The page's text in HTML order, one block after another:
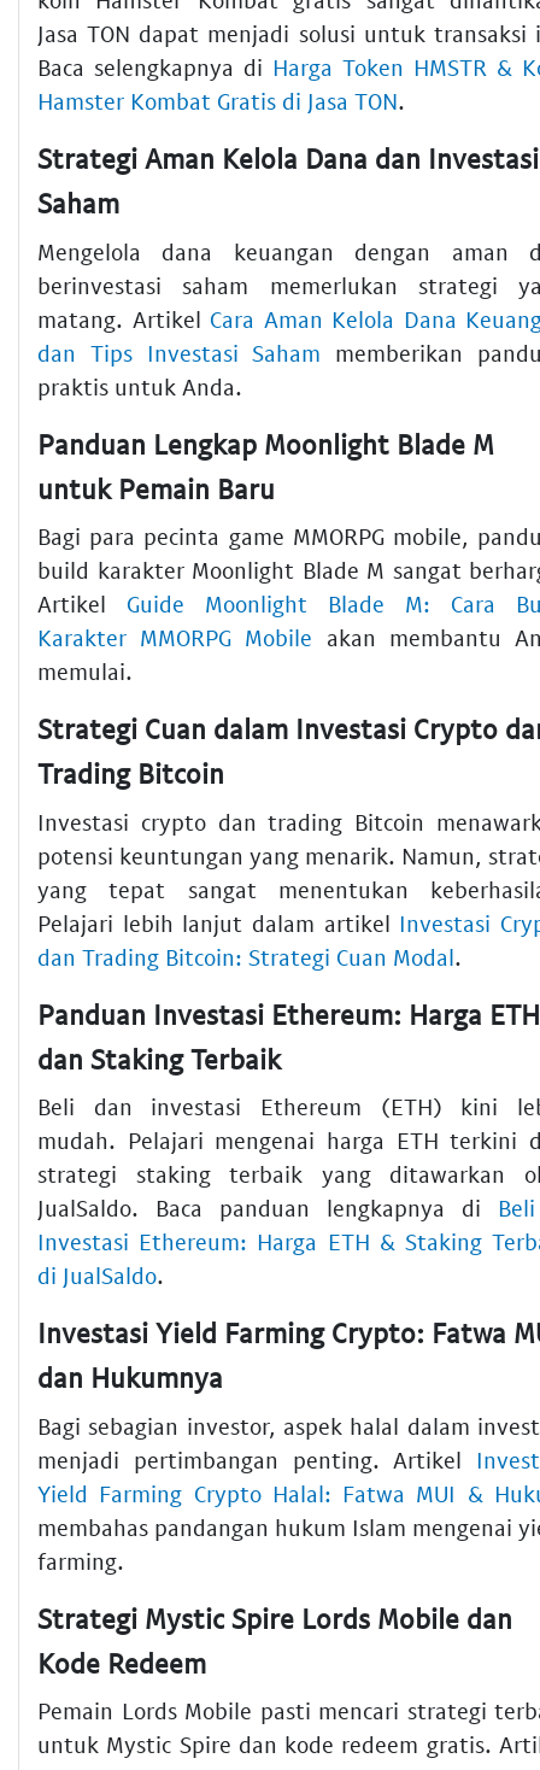
Jasa TON dapat menjadi solusi untuk transaksi
Baca selengkapnya di Harga Token HMSTR &
Hamster Kombat Gratis di Jasa TON.
Strategi Aman Kelola Dana dan Investasi
Saham
Mengelola dana keuangan dengan aman
berinvestasi saham memerlukan strategi
matang. Artikel Cara Aman Kelola Dana
dan Tips Investasi Saham memberikan
praktis untuk Anda.
Panduan Lengkap Moonlight Blade M
untuk Pemain Baru
Bagi para pecinta game MMORPG mobile,
build karakter Moonlight Blade M sangat
Artikel Guide Moonlight Blade M: Cara
Karakter MMORPG Mobile akan membantu
memulai.
Strategi Cuan dalam Investasi Crypto
Trading Bitcoin
Investasi crypto dan trading Bitcoin
potensi keuntungan yang menarik. Namun,
yang tepat sangat menentukan
Pelajari lebih lanjut dalam artikel Investasi
dan Trading Bitcoin: Strategi Cuan Modal.
Panduan Investasi Ethereum: Harga ETH
dan Staking Terbaik
Beli dan investasi Ethereum (ETH) kini
mudah. Pelajari mengenai harga ETH terkini
strategi staking terbaik yang ditawarkan
JualSaldo. Baca panduan lengkapnya di
Investasi Ethereum: Harga ETH & Staking
di JualSaldo.
Investasi Yield Farming Crypto: Fatwa
dan Hukumnya
Bagi sebagian investor, aspek halal dalam
menjadi pertimbangan penting. Artikel
Yield Farming Crypto Halal: Fatwa MUI &
membahas pandangan hukum Islam mengenai
farming.
Strategi Mystic Spire Lords Mobile dan
Kode Redeem
Pemain Lords Mobile pasti mencari strategi
untuk Mystic Spire dan kode redeem gratis.